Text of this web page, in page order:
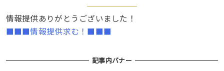
情報提供ありがとうございました！
■■■情報提供求む！■■■
記事内バナー